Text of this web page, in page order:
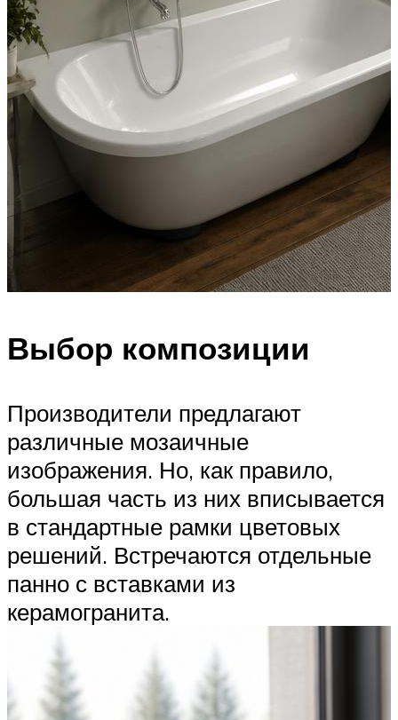
Выбор композиции
Производители предлагают
различные мозаичные
изображения. Но, как правило,
большая часть из них вписывается
в стандартные рамки цветовых
решений. Встречаются отдельные
панно с вставками из
керамогранита.